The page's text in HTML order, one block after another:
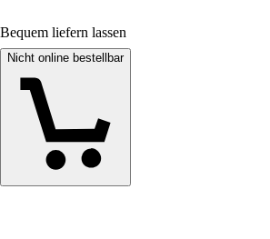
Bequem liefern lassen
Nicht online bestellbar